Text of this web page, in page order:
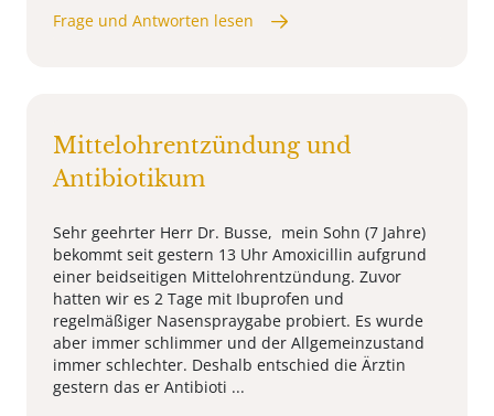
Frage und Antworten lesen
Mittelohrentzündung und
Antibiotikum
Sehr geehrter Herr Dr. Busse, mein Sohn (7 Jahre)
bekommt seit gestern 13 Uhr Amoxicillin aufgrund
einer beidseitigen Mittelohrentzündung. Zuvor
hatten wir es 2 Tage mit Ibuprofen und
regelmäßiger Nasenspraygabe probiert. Es wurde
aber immer schlimmer und der Allgemeinzustand
immer schlechter. Deshalb entschied die Ärztin
gestern das er Antibioti ...